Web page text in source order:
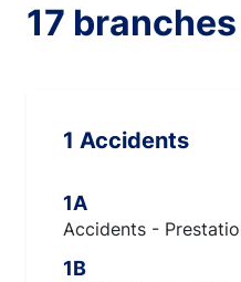
17
1 Accidents
1A
Accidents -
1B